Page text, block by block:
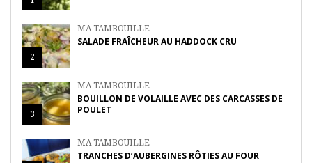
2
MA TAMBOUILLE
SALADE FRAÎCHEUR AU HADDOCK CRU
3
MA TAMBOUILLE
BOUILLON DE VOLAILLE AVEC DES CARCASSES DE
POULET
MA TAMBOUILLE
TRANCHES D’AUBERGINES RÔTIES AU FOUR